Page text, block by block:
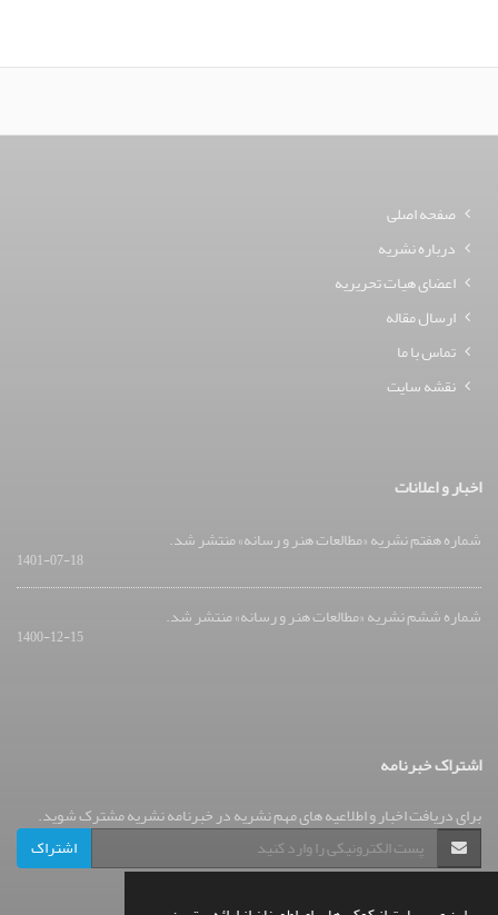
صفحه اصلی
درباره نشریه
اعضای هیات تحریریه
ارسال مقاله
تماس با ما
نقشه سایت
اخبار و اعلانات
شماره هفتم نشریه «مطالعات هنر و رسانه» منتشر شد.
1401-07-18
شماره ششم نشریه «مطالعات هنر و رسانه» منتشر شد.
1400-12-15
اشتراک خبرنامه
برای دریافت اخبار و اطلاعیه های مهم نشریه در خبرنامه نشریه مشترک شوید.
اشتراک